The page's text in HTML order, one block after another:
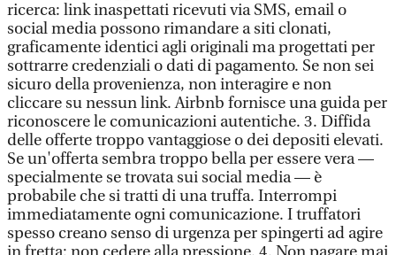
ricerca: link inaspettati ricevuti via SMS, email o
social media possono rimandare a siti clonati,
graficamente identici agli originali ma progettati per
sottrarre credenziali o dati di pagamento. Se non sei
sicuro della provenienza, non interagire e non
cliccare su nessun link. Airbnb fornisce una guida per
riconoscere le comunicazioni autentiche. 3. Diffida
delle offerte troppo vantaggiose o dei depositi elevati.
Se un'offerta sembra troppo bella per essere vera —
specialmente se trovata sui social media — è
probabile che si tratti di una truffa. Interrompi
immediatamente ogni comunicazione. I truffatori
spesso creano senso di urgenza per spingerti ad agire